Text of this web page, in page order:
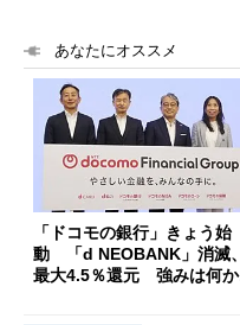
あなたにオススメ
「ドコモの銀行」きょう始
動 「d NEOBANK」消滅、
最大4.5％還元 強みは何か